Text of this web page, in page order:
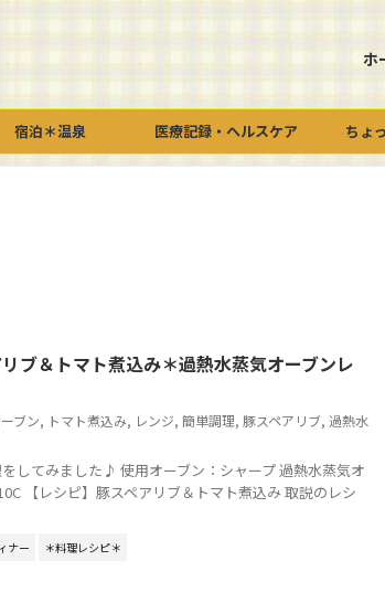
ホ
宿泊＊温泉 医療記録・ヘルスケア ちょ
ブ＆トマト煮込み＊過熱水蒸気オーブンレ
ブン, トマト煮込み, レンジ, 簡単調理, 豚スペアリブ, 過熱水
してみました♪ 使用オーブン：シャープ 過熱水蒸気オ
【レシピ】豚スペアリブ＆トマト煮込み 取説のレシ
ナー ＊料理レシピ＊